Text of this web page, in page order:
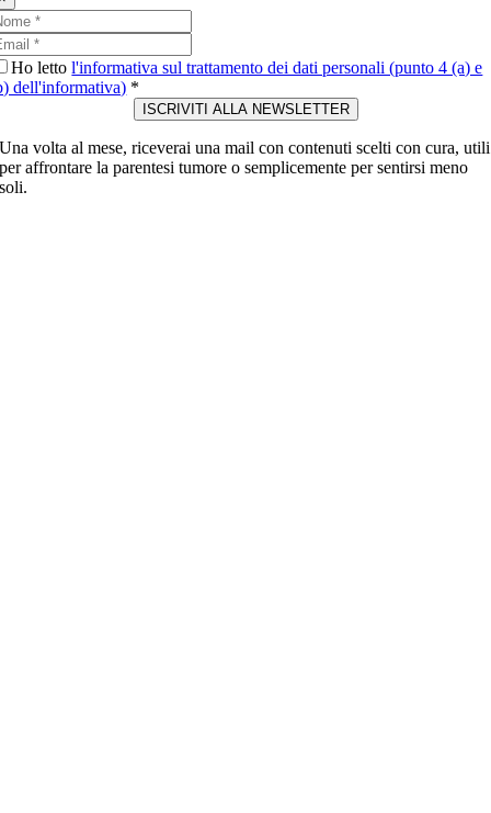
Ho lettol'informativa sul trattamento dei dati personali (punto 4 (a) e
dell'informativa) *
ISCRIVITI ALLA NEWSLETTER
Una volta al mese, riceverai una mail con contenuti scelti con cura, utili
per affrontare la parentesi tumore o semplicemente per sentirsi meno
soli.